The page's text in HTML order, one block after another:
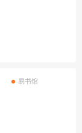
易书馆